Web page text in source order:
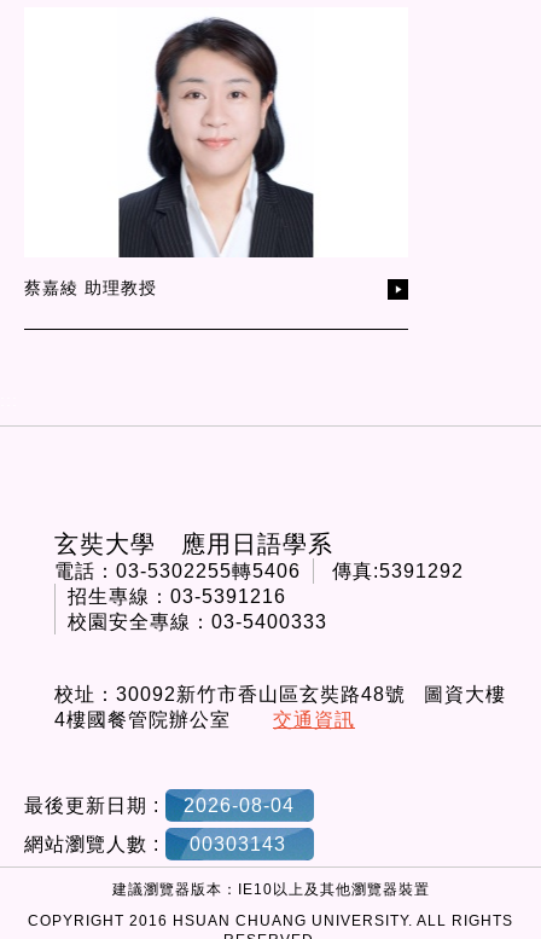
蔡嘉綾 助理教授
玄奘大學 應用日語學系
電話：03-5302255轉5406
傳真:5391292
招生專線：03-5391216
校園安全專線：03-5400333
校址：30092新竹市香山區玄奘路48號 圖資大樓
4樓國餐管院辦公室
交通資訊
最後更新日期 :
2026-08-04
網站瀏覽人數 :
00303143
建議瀏覽器版本：IE10以上及其他瀏覽器裝置
COPYRIGHT 2016 HSUAN CHUANG UNIVERSITY. ALL RIGHTS